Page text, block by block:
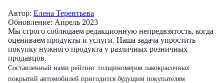
Автор: Елена Терентьева
Обновление: Апрель 2023
Мы строго соблюдаем редакционную непредвзятость, когда
оцениваем продукты и услуги. Наша задача упростить
покупку нужного продукта у различных розничных
продавцов.
Составленный нами рейтинг толщиномеров лакокрасочных
покрытий автомобилей пригодится будущим покупателям